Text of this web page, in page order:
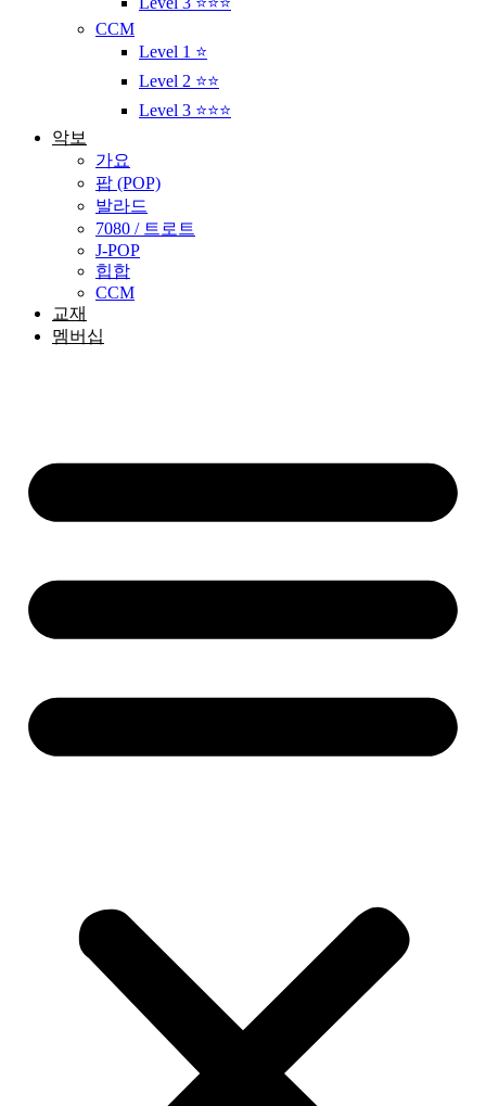
CCM
Level 1 ⭐
Level 2 ⭐⭐
Level 3 ⭐⭐⭐
악보
가요
팝 (POP)
발라드
7080 / 트로트
J-POP
힙합
CCM
교재
멤버십